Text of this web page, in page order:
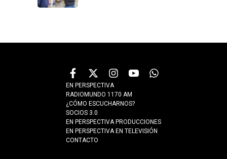
EN PERSPECTIVA
RADIOMUNDO 1170 AM
¿CÓMO ESCUCHARNOS?
SOCIOS 3.0
EN PERSPECTIVA PRODUCCIONES
EN PERSPECTIVA EN TELEVISIÓN
CONTACTO